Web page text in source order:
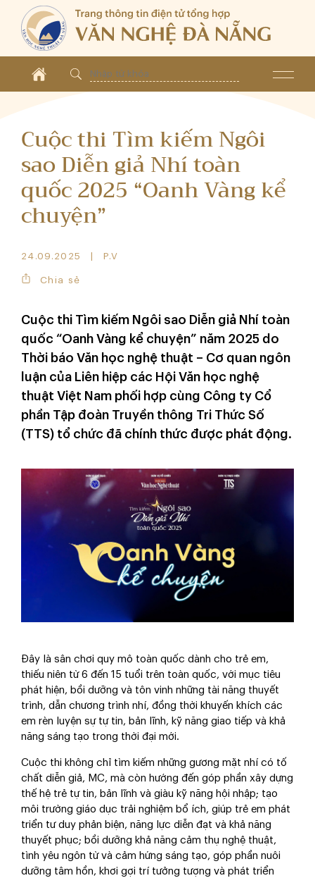
Cuộc thi Tìm kiếm Ngôi
sao Diễn giả Nhí toàn
quốc 2025 “Oanh Vàng kể
chuyện”
24.09.2025 P.V
Chia sẻ
Cuộc thi Tìm kiếm Ngôi sao Diễn giả Nhí toàn
quốc “Oanh Vàng kể chuyện” năm 2025 do
Thời báo Văn học nghệ thuật – Cơ quan ngôn
luận của Liên hiệp các Hội Văn học nghệ
thuật Việt Nam phối hợp cùng Công ty Cổ
phần Tập đoàn Truyền thông Tri Thức Số
(TTS) tổ chức đã chính thức được phát động.
Đây là sân chơi quy mô toàn quốc dành cho trẻ em,
thiếu niên từ 6 đến 15 tuổi trên toàn quốc, với mục tiêu
phát hiện, bồi dưỡng và tôn vinh những tài năng thuyết
trình, dẫn chương trình nhí, đồng thời khuyến khích các
em rèn luyện sự tự tin, bản lĩnh, kỹ năng giao tiếp và khả
năng sáng tạo trong thời đại mới.
Cuộc thi không chỉ tìm kiếm những gương mặt nhí có tố
chất diễn giả, MC, mà còn hướng đến góp phần xây dựng
thế hệ trẻ tự tin, bản lĩnh và giàu kỹ năng hội nhập; tạo
môi trường giáo dục trải nghiệm bổ ích, giúp trẻ em phát
triển tư duy phản biện, năng lực diễn đạt và khả năng
thuyết phục; bồi dưỡng khả năng cảm thụ nghệ thuật,
tình yêu ngôn từ và cảm hứng sáng tạo, góp phần nuôi
dưỡng tâm hồn, khơi gợi trí tưởng tượng và phát triển